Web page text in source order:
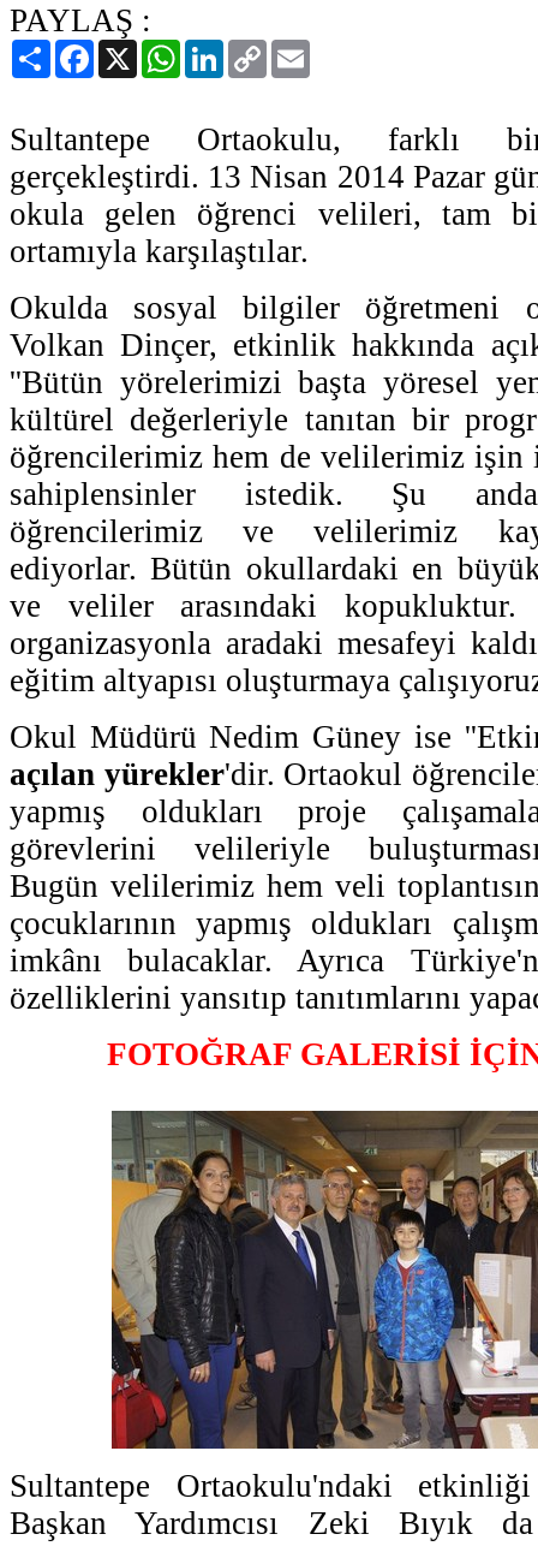
PAYLAŞ :
PaylaşFacebook
X WhatsAppLinkedIn
Copy
Link
Sultantepe Ortaokulu, farklı
gerçekleştirdi. 13 Nisan 2014 Pazar
okula gelen öğrenci velileri, tam
ortamıyla karşılaştılar.
Okulda sosyal bilgiler öğretmeni
Volkan Dinçer, etkinlik hakkında
''Bütün yörelerimizi başta yöresel
kültürel değerleriyle tanıtan bir
öğrencilerimiz hem de velilerimiz
sahiplensinler istedik. Şu anda
öğrencilerimiz ve velilerimiz
ediyorlar. Bütün okullardaki en büyük
ve veliler arasındaki
organizasyonla aradaki mesafeyi
eğitim altyapısı oluşturmaya
Okul Müdürü Nedim Güney ise
açılan yürekler'dir. Ortaokul
yapmış oldukları proje
görevlerini velileriyle
Bugün velilerimiz hem veli
çocuklarının yapmış oldukları
imkânı bulacaklar. Ayrıca
özelliklerini yansıtıp tanıtımlarını
FOTOĞRAF GALERİSİ
Sultantepe Ortaokulu'ndaki
Başkan Yardımcısı Zeki Bıyık